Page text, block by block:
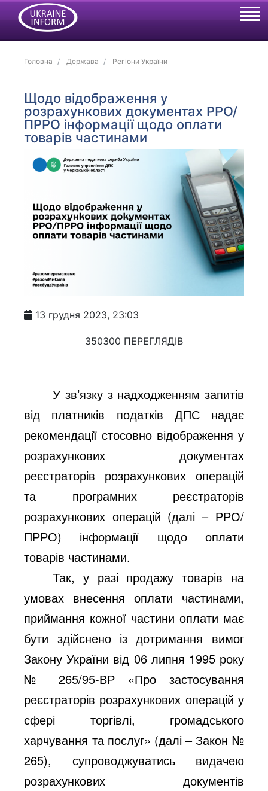
Головна Держава Регіони України
Щодо відображення у
розрахункових документах РРО/
ПРРО інформації щодо оплати
товарів частинами
13 грудня 2023, 23:03
350300 ПЕРЕГЛЯДІВ
У зв’язку з надходженням запитів
від платників податків ДПС надає
рекомендації стосовно відображення у
розрахункових документах
реєстраторів розрахункових операцій
та програмних реєстраторів
розрахункових операцій (далі – РРО/
ПРРО) інформації щодо оплати
товарів частинами.
Так, у разі продажу товарів на
умовах внесення оплати частинами,
приймання кожної частини оплати має
бути здійснено із дотримання вимог
Закону України від 06 липня 1995 року
№ 265/95-ВР «Про застосування
реєстраторів розрахункових операцій у
сфері торгівлі, громадського
харчування та послуг» (далі – Закон №
265), супроводжуватись видачею
розрахункових документів